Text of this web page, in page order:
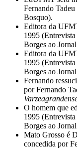
Fernando
Bosquo).
Editora da
1995
Borges ao Jornal
Editora da
1995
Borges ao Jornal
Fernando
por Fernando
O homem que
1995
Borges ao Jornal
Mato Grosso é
concedida por